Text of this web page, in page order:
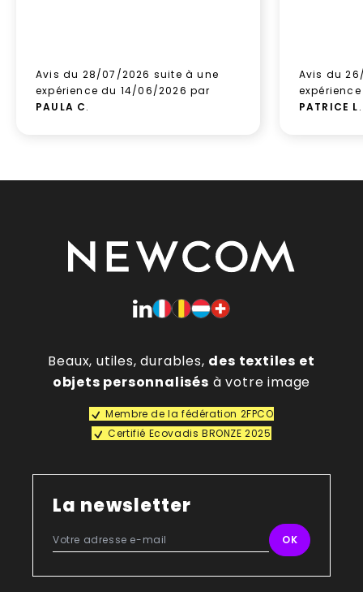
Avis du 28/07/2026 suite à une
expérience du 14/06/2026 par
PAULA C.
Avis du
PATRICE L.
Beaux, utiles, durables, des textiles et
objets personnalisés à votre image
Membre de la fédération 2FPCO
Certifié Ecovadis BRONZE 2025
La newsletter